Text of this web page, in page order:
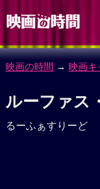
映画の時間 → 映画キ
ルーファス
るーふぁすりーど